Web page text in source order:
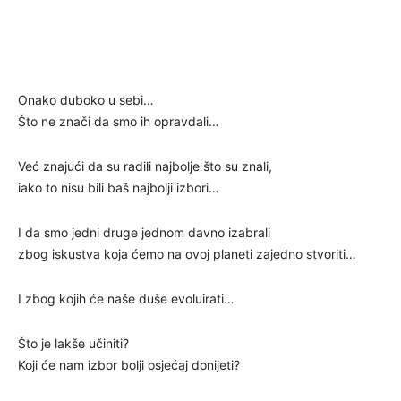
Onako duboko u sebi…
Što ne znači da smo ih opravdali…
Već znajući da su radili najbolje što su znali,
iako to nisu bili baš najbolji izbori…
I da smo jedni druge jednom davno izabrali
zbog iskustva koja ćemo na ovoj planeti zajedno stvoriti…
I zbog kojih će naše duše evoluirati…
Što je lakše učiniti?
Koji će nam izbor bolji osjećaj donijeti?